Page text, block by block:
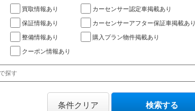
買取情報あり
保証情報あり
整備情報あり
クーポン情報あり
カーセンサー認定車掲載あり
カーセンサーアフター保証車掲載あり
購入プラン物件掲載あり
条件クリア 検索する